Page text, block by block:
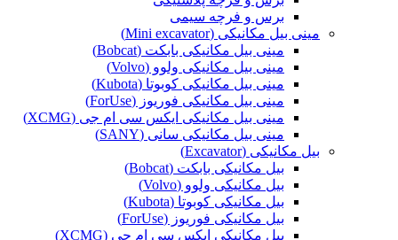
برس و فرچه سیمی
مینی بیل مکانیکی (Mini excavator)
مینی بیل مکانیکی بابکت (Bobcat)
مینی بیل مکانیکی ولوو (Volvo)
مینی بیل مکانیکی کوبوتا (Kubota)
مینی بیل مکانیکی فوریوز (ForUse)
مینی بیل مکانیکی ایکس سی ام جی (XCMG)
مینی بیل مکانیکی سانی (SANY)
بیل مکانیکی (Excavator)
بیل مکانیکی بابکت (Bobcat)
بیل مکانیکی ولوو (Volvo)
بیل مکانیکی کوبوتا (Kubota)
بیل مکانیکی فوریوز (ForUse)
بیل مکانیکی ایکس سی ام جی (XCMG)